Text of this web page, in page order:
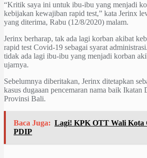
“Kritik saya ini untuk ibu-ibu yang menjadi
kebijakan kewajiban rapid test,” kata Jerinx
yang diterima, Rabu (12/8/2020) malam.
Jerinx berharap, tak ada lagi korban akibat
rapid test Covid-19 sebagai syarat
tidak ada lagi ibu-ibu yang menjadi korban
ujarnya.
Sebelumnya diberitakan, Jerinx ditetapkan
kasus dugaaan pencemaran nama baik
Provinsi Bali.
Baca Juga: Lagi! KPK OTT Wali Kota
PDIP